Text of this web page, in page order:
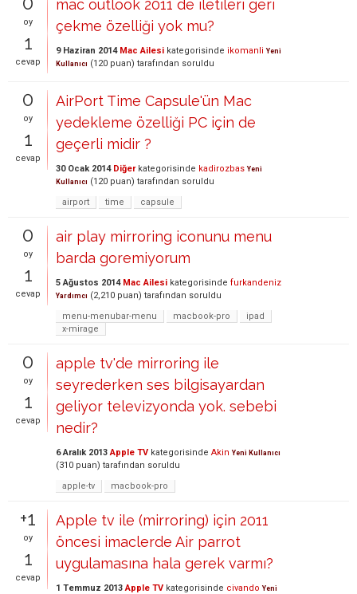
oy
1
cevap
mac outlook 2011 de iletileri geri
çekme özelliği yok mu?
9 Haziran 2014 Mac Ailesi kategorisinde ikomanli Yeni
Kullanıcı (120 puan) tarafından soruldu
0
oy
1
cevap
AirPort Time Capsule'ün Mac
yedekleme özelliği PC için de
geçerli midir ?
30 Ocak 2014 Diğerkategorisinde kadirozbas Yeni
Kullanıcı (120 puan) tarafından soruldu
airport
time capsule
0
oy
1
cevap
air play mirroring iconunu menu
barda goremiyorum
5 Ağustos 2014 Mac Ailesi kategorisinde furkandeniz
Yardımcı (2,210 puan) tarafından soruldu
menu-menubar-menu
macbook-pro
ipad
x-mirage
0
oy
1
cevap
apple tv'de mirroring ile
seyrederken ses bilgisayardan
geliyor televizyonda yok. sebebi
nedir?
6 Aralık 2013 Apple TV kategorisinde Akin Yeni Kullanıcı
(310 puan) tarafından soruldu
apple-tv
macbook-pro
+1
oy
1
cevap
Apple tv ile (mirroring) için 2011
öncesi imaclerde Air parrot
uygulamasına hala gerek varmı?
1 Temmuz 2013 Apple TV kategorisinde civando Yeni